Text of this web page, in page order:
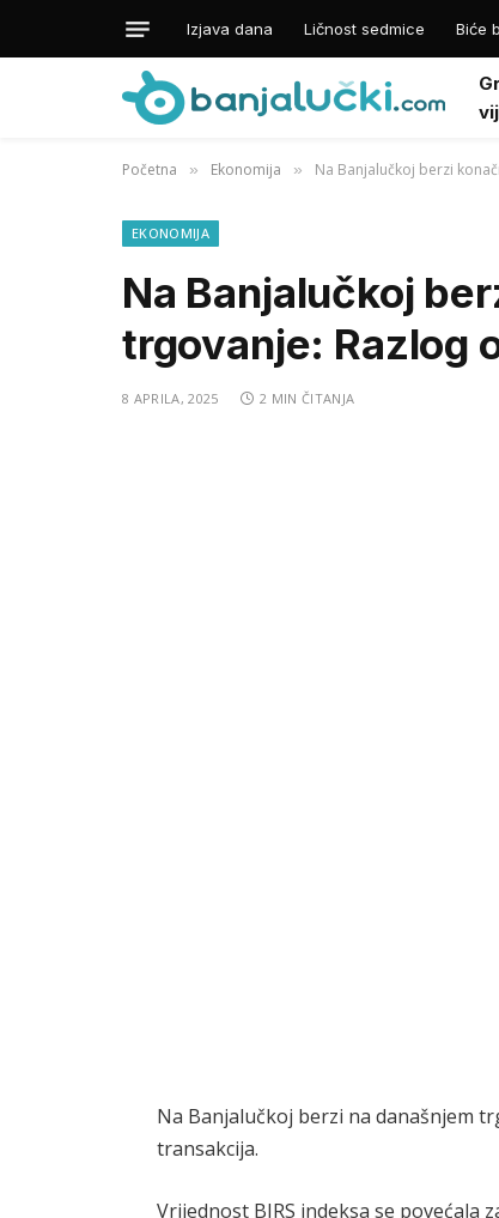
Izjava dana Ličnost sedmice Biće
Početna » Ekonomija » Na Banjalučkoj berzi
EKONOMIJA
Na Banjalučkoj
trgovanje: Razlog
8 APRILA, 2025 2 MIN ČITANJA
Na Banjalučkoj berzi na današnjem
transakcija.
Vrijednost BIRS indeksa se povećala